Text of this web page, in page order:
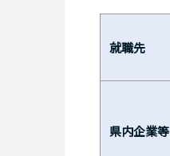
就職先
県内企業等